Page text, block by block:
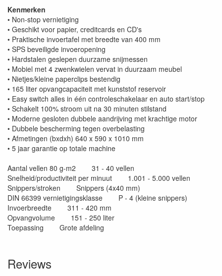
Kenmerken
• Non-stop vernietiging
• Geschikt voor papier, creditcards en CD's
• Praktische invoertafel met breedte van 400 mm
• SPS beveiligde invoeropening
• Hardstalen geslepen duurzame snijmessen
• Mobiel met 4 zwenkwielen vervat in duurzaam meubel
• Nietjes/kleine paperclips bestendig
• 165 liter opvangcapaciteit met kunststof reservoir
• Easy switch alles in één controleschakelaar en auto start/stop
• Schakelt 100% stroom uit na 30 minuten stilstand
• Moderne gesloten dubbele aandrijving met krachtige motor
• Dubbele bescherming tegen overbelasting
• Afmetingen (bxdxh) 640 x 590 x 1010 mm
• 5 jaar garantie op totale machine
Aantal vellen 80 g-m2 31 - 40 vellen
Snelheid/productiviteit per minuut 1.001 - 5.000 vellen
Snippers/stroken Snippers (4x40 mm)
DIN 66399 vernietigingsklasse P - 4 (kleine snippers)
Invoerbreedte 311 - 420 mm
Opvangvolume 151 - 250 liter
Toepassing Grote afdeling
Reviews